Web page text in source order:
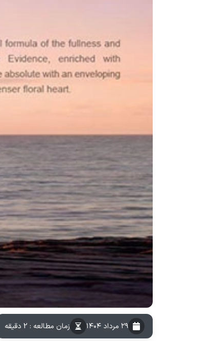
۲۹ مرداد ۱۴۰۴ زمان مطالعه : 2 دقیقه